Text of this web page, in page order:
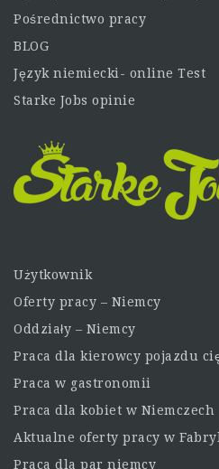
Pośrednictwo pracy
BLOG
Język niemiecki- online Test
Starke Jobs opinie
Użytkownik
Oferty pracy – Niemcy
Oddziały – Niemcy
Praca dla kierowcy pojazdu
Praca w gastronomii
Praca dla kobiet w Niemczech
Aktualne oferty pracy w
Praca dla par niemcy